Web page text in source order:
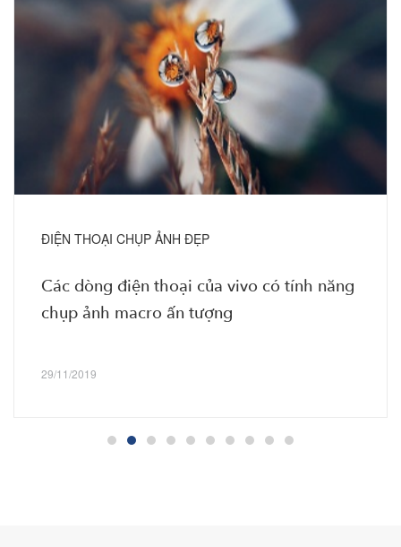
ĐIỆN THOẠI CHỤP ẢNH ĐẸP
Các dòng điện thoại của vivo có tính năng
chụp ảnh macro ấn tượng
29/11/2019